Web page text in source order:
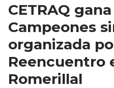
CETRAQ
Campeones
organizada
Reencuentro
Romerillal